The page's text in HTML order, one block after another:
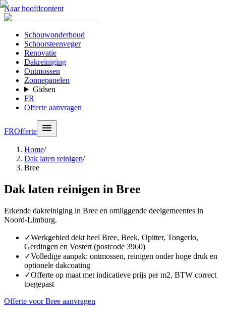
Naar hoofdcontent
Schouwonderhoud
Schoorsteenveger
Renovatie
Dakreiniging
Ontmossen
Zonnepanelen
Gidsen
FR
Offerte aanvragen
FROfferte
Home/
Dak laten reinigen/
Bree
Dak laten reinigen in Bree
Erkende dakreiniging in Bree en omliggende deelgemeentes in
Noord-Limburg.
✓Werkgebied dekt heel Bree, Beek, Opitter, Tongerlo,
Gerdingen en Vostert (postcode 3960)
✓Volledige aanpak: ontmossen, reinigen onder hoge druk en
optionele dakcoating
✓Offerte op maat met indicatieve prijs per m2, BTW correct
toegepast
Offerte voor Bree aanvragen